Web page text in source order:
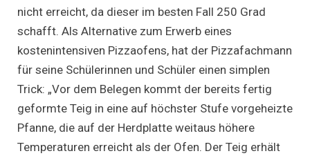
nicht erreicht, da dieser im besten Fall 250 Grad
schafft. Als Alternative zum Erwerb eines
kostenintensiven Pizzaofens, hat der Pizzafachmann
für seine Schülerinnen und Schüler einen simplen
Trick: „Vor dem Belegen kommt der bereits fertig
geformte Teig in eine auf höchster Stufe vorgeheizte
Pfanne, die auf der Herdplatte weitaus höhere
Temperaturen erreicht als der Ofen. Der Teig erhält